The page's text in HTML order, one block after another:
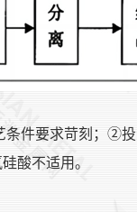
条件要求苛刻；②
酸不适用。